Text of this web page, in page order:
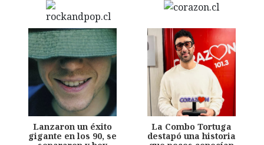
Lanzaron un éxito
gigante en los 90, se
La Combo Tortuga
destapó una historia